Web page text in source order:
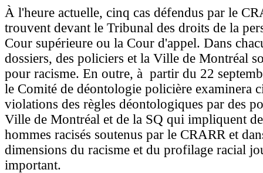
À l'heure actuelle, cinq cas défendus par le
trouvent devant le Tribunal des droits de la
Cour supérieure ou la Cour d'appel. Dans
dossiers, des policiers et la Ville de Montréal
pour racisme. En outre, à partir du 22
le Comité de déontologie policière examinera
violations des règles déontologiques par des
Ville de Montréal et de la SQ qui impliquent
hommes racisés soutenus par le CRARR et
dimensions du racisme et du profilage racial
important.